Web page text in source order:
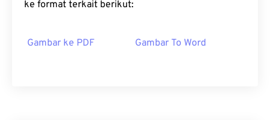
ke format terkait berikut:
Gambar ke PDF Gambar To Word